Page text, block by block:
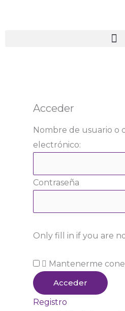
Acceder
Nombre de usuario o
electrónico:
Contraseña
Only fill in if you are
Mantenerme
Registro